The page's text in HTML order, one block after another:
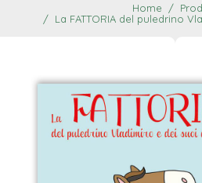
Home
La FATTORIA del puledrino